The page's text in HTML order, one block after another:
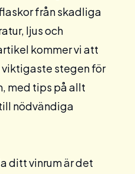
från skadliga
ljus och
kommer vi att
stegen för
med tips på allt
nödvändiga
ditt vinrum är det